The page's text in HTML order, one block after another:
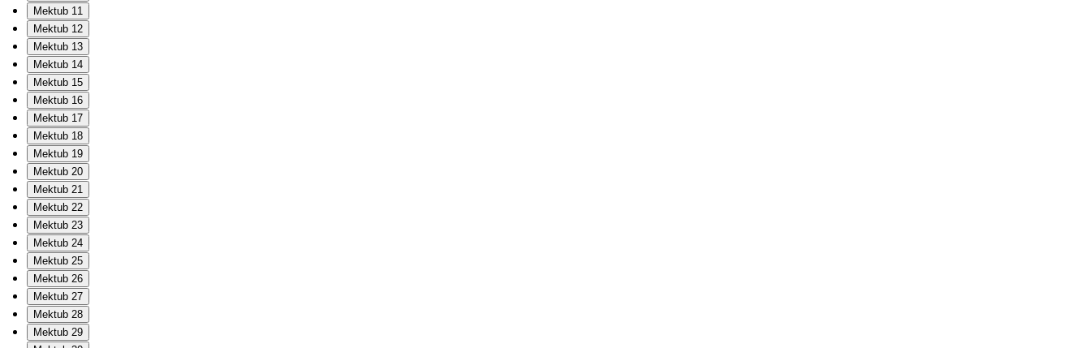
Mektub 11
Mektub 12
Mektub 13
Mektub 14
Mektub 15
Mektub 16
Mektub 17
Mektub 18
Mektub 19
Mektub 20
Mektub 21
Mektub 22
Mektub 23
Mektub 24
Mektub 25
Mektub 26
Mektub 27
Mektub 28
Mektub 29